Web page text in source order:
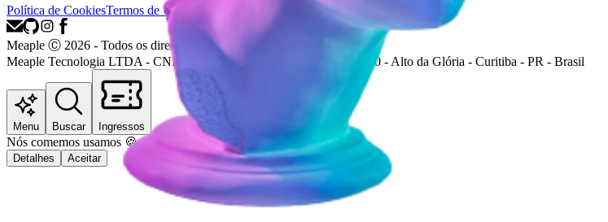
Política de CookiesTermos de Uso Política de Privacidade Suporte
Meaple Ⓒ 2026 - Todos os direitos reservados
Meaple Tecnologia LTDA - CNPJ: 52.232.567/0001-97
Rua Mauá, 1100 - Alto da Glória - Curitiba - PR - Brasil
Menu Buscar Ingressos
Nós comemos usamos 🍪 para melhorar sua experiência.
Detalhes Aceitar